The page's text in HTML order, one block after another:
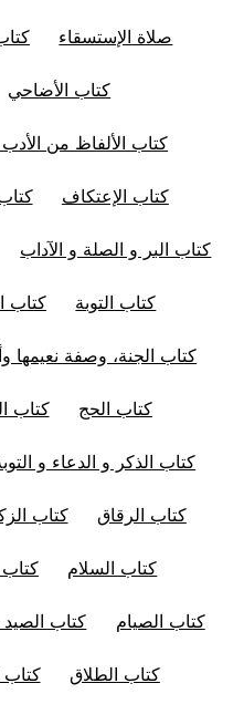
صلاة الإستسقاء
كتاب الأضاحي
كتاب الألفاظ من
كتاب الإعتكاف
كتاب البر و الصلة و الآداب
كتاب التوبة كتاب
كتاب الجنة، وصفة نعيمها
كتاب الحج كتاب
كتاب الذكر و الدعاء و
كتاب الرقاق كتاب
كتاب السلام كتاب
كتاب الصيام كتاب الصيد
كتاب الطلاق كتاب